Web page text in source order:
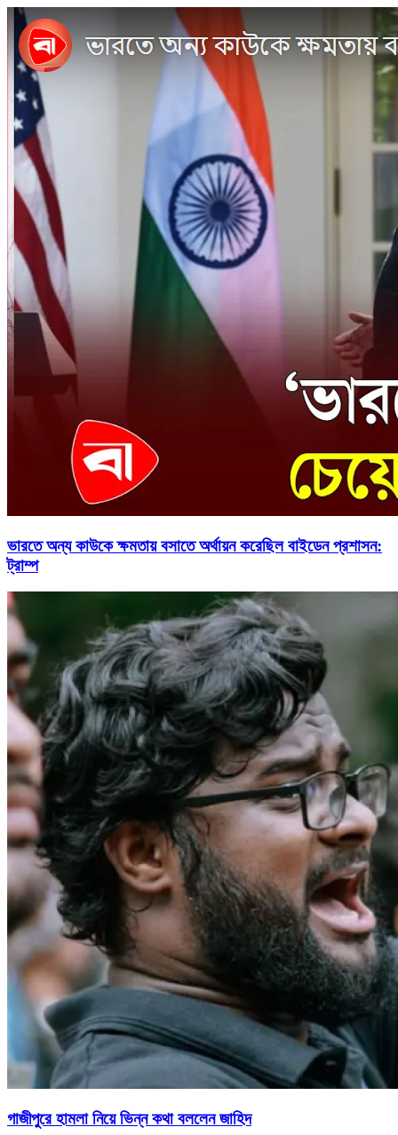
ভারতে অন্য কাউকে ক্ষমতায় বসাতে অর্থায়ন করেছিল বাইডেন প্রশাসন:
ট্রাম্প
গাজীপুরে হামলা নিয়ে ভিন্ন কথা বললেন জাহিদ